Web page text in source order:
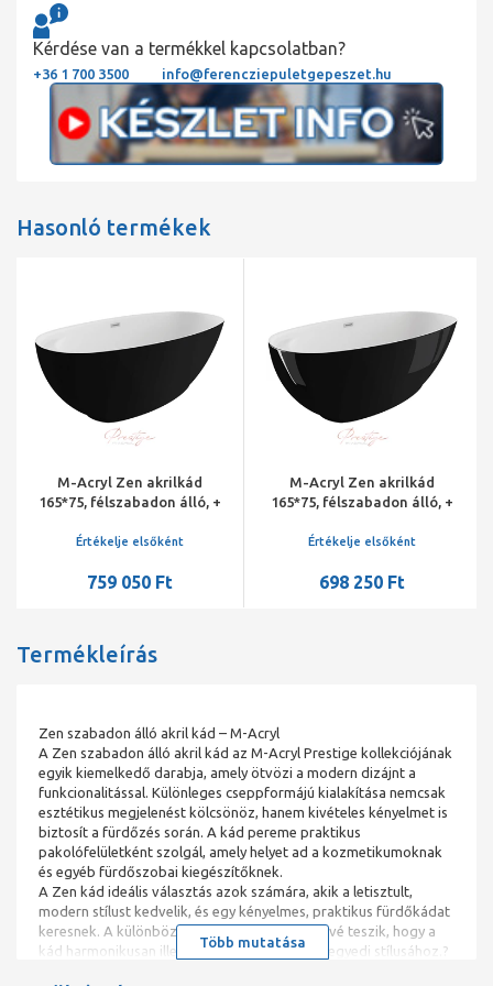
Kérdése van a termékkel kapcsolatban?
+36 1 700 3500 info@ferencziepuletgepeszet.hu
Hasonló termékek
M-Acryl Zen akrilkád
165*75, félszabadon álló, +
matt)/króm lefolyó
Értékelje elsőként
759 050 Ft
M-Acryl Zen akrilkád
165*75, félszabadon álló, +
lefolyó
Értékelje elsőként
698 250 Ft
Termékleírás
Zen szabadon álló akril kád – M-Acryl
A Zen szabadon álló akril kád az M-Acryl Prestige kollekciójának
egyik kiemelkedő darabja, amely ötvözi a modern dizájnt a
funkcionalitással. Különleges cseppformájú kialakítása nemcsak
esztétikus megjelenést kölcsönöz, hanem kivételes kényelmet is
biztosít a fürdőzés során. A kád pereme praktikus
pakolófelületként szolgál, amely helyet ad a kozmetikumoknak
és egyéb fürdőszobai kiegészítőknek.
A Zen kád ideális választás azok számára, akik a letisztult,
modern stílust kedvelik, és egy kényelmes, praktikus fürdőkádat
keresnek. A különböző színváltozatok lehetővé teszik, hogy a
kád harmonikusan illeszkedjen a fürdőszoba egyedi stílusához.?
Több mutatása